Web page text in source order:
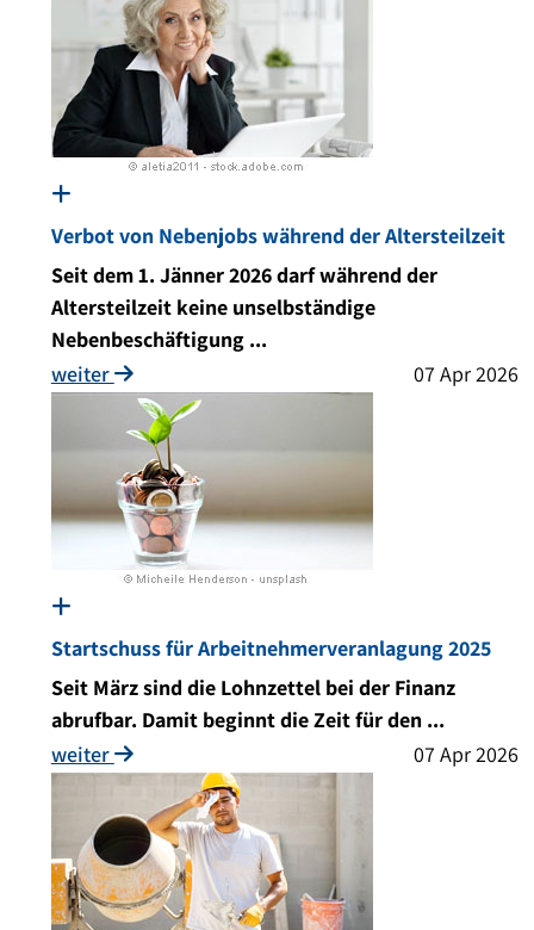
Verbot von Nebenjobs während der Altersteilzeit
Seit dem 1. Jänner 2026 darf während der
Altersteilzeit keine unselbständige
Nebenbeschäftigung ...
weiter
07 Apr 2026
Startschuss für Arbeitnehmerveranlagung 2025
Seit März sind die Lohnzettel bei der Finanz
abrufbar. Damit beginnt die Zeit für den ...
weiter
07 Apr 2026